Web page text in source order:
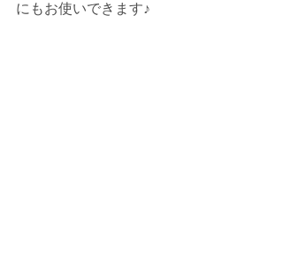
にもお使いできます♪